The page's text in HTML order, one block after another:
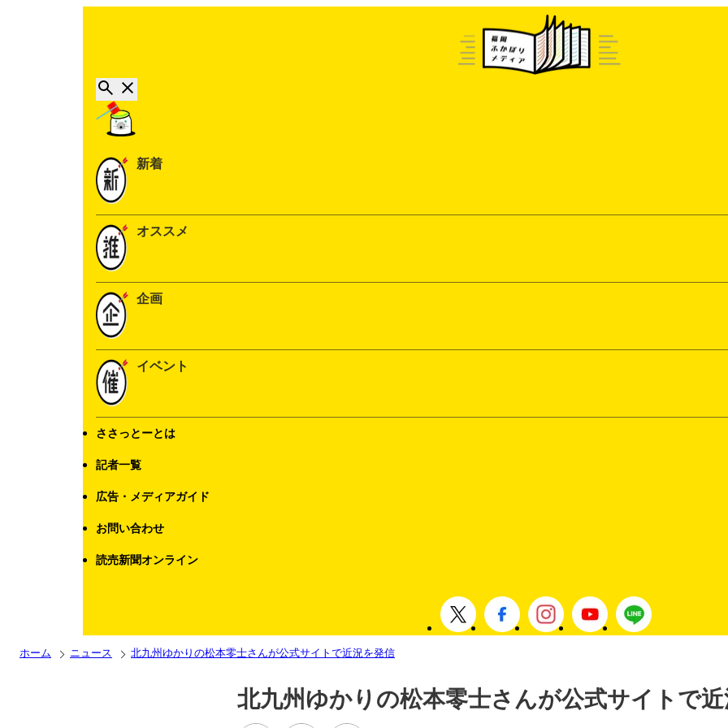
新着
オススメ
企画
イベント
ささっとーとは
記者一覧
広告・メディアガイド
お問い合わせ
読売新聞オンライン
ホーム ニュース 北九州ゆかりの松本零士さんが公式サイトで近況を発信
北九州ゆかりの松本零士さんが公式サイトで